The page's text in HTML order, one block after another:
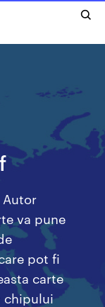
va pune
pot fi
carte
chipului